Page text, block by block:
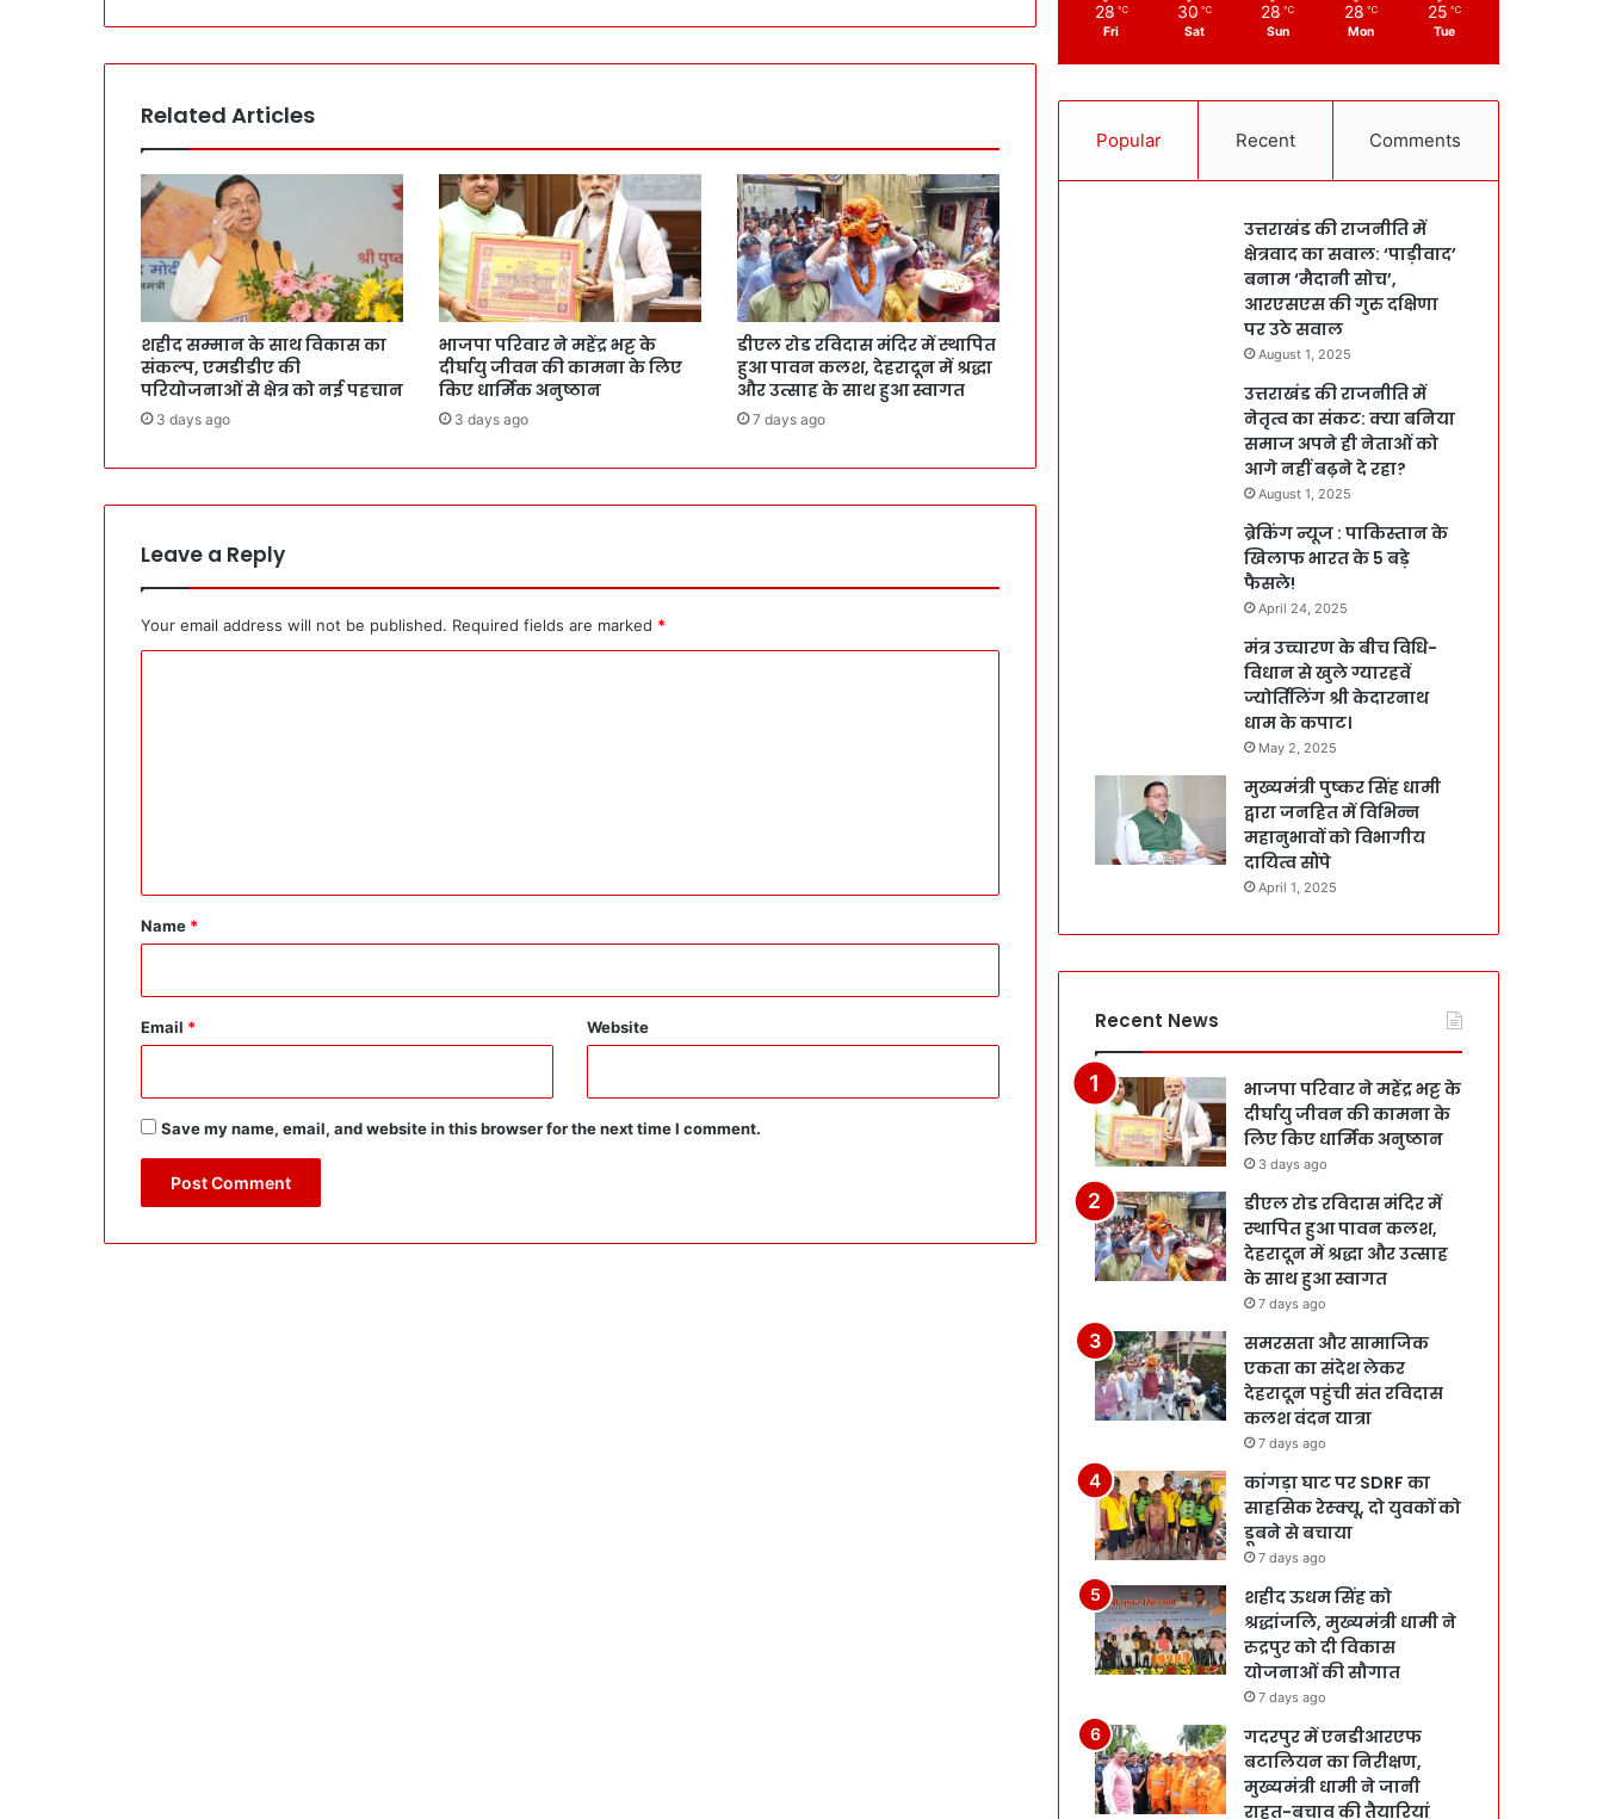
Related Articles
शहीद सम्मान के साथ विकास का
संकल्प, एमडीडीए की
परियोजनाओं से क्षेत्र को नई पहचान
3 days ago
भाजपा परिवार ने महेंद्र भट्ट के
दीर्घायु जीवन की कामना के लिए
किए धार्मिक अनुष्ठान
3 days ago
डीएल रोड रविदास मंदिर में स्थापित
हुआ पावन कलश, देहरादून में श्रद्धा
और उत्साह के साथ हुआ स्वागत
7 days ago
Leave a Reply
Your email address will not be published. Required fields are marked *
*
Name *
Email * Website
Save my name, email, and website in this browser for the next time I comment.
28 ℃
Fri
30 ℃
Sat
28 ℃
Sun
28 ℃
Mon
25 ℃
Tue
Popular Recent Comments
उत्तराखंड की राजनीति में
क्षेत्रवाद का सवाल: ‘पाड़ीवाद’
बनाम ‘मैदानी सोच’,
आरएसएस की गुरु दक्षिणा
पर उठे सवाल
August 1, 2025
उत्तराखंड की राजनीति में
नेतृत्व का संकट: क्या बनिया
समाज अपने ही नेताओं को
आगे नहीं बढ़ने दे रहा?
August 1, 2025
ब्रेकिंग न्यूज : पाकिस्तान के
खिलाफ भारत के 5 बड़े
फैसले!
April 24, 2025
मंत्र उच्चारण के बीच विधि-
विधान से खुले ग्यारहवें
ज्योर्तिलिंग श्री केदारनाथ
धाम के कपाट।
May 2, 2025
मुख्यमंत्री पुष्कर सिंह धामी
द्वारा जनहित में विभिन्न
महानुभावों को विभागीय
दायित्व सौंपे
April 1, 2025
Recent News
भाजपा परिवार ने महेंद्र भट्ट के
दीर्घायु जीवन की कामना के
लिए किए धार्मिक अनुष्ठान
3 days ago
डीएल रोड रविदास मंदिर में
स्थापित हुआ पावन कलश,
देहरादून में श्रद्धा और उत्साह
के साथ हुआ स्वागत
7 days ago
समरसता और सामाजिक
एकता का संदेश लेकर
देहरादून पहुंची संत रविदास
कलश वंदन यात्रा
7 days ago
कांगड़ा घाट पर SDRF का
साहसिक रेस्क्यू, दो युवकों को
डूबने से बचाया
7 days ago
शहीद ऊधम सिंह को
श्रद्धांजलि, मुख्यमंत्री धामी ने
रुद्रपुर को दी विकास
योजनाओं की सौगात
7 days ago
गदरपुर में एनडीआरएफ
बटालियन का निरीक्षण,
मुख्यमंत्री धामी ने जानी
राहत-बचाव की तैयारियां